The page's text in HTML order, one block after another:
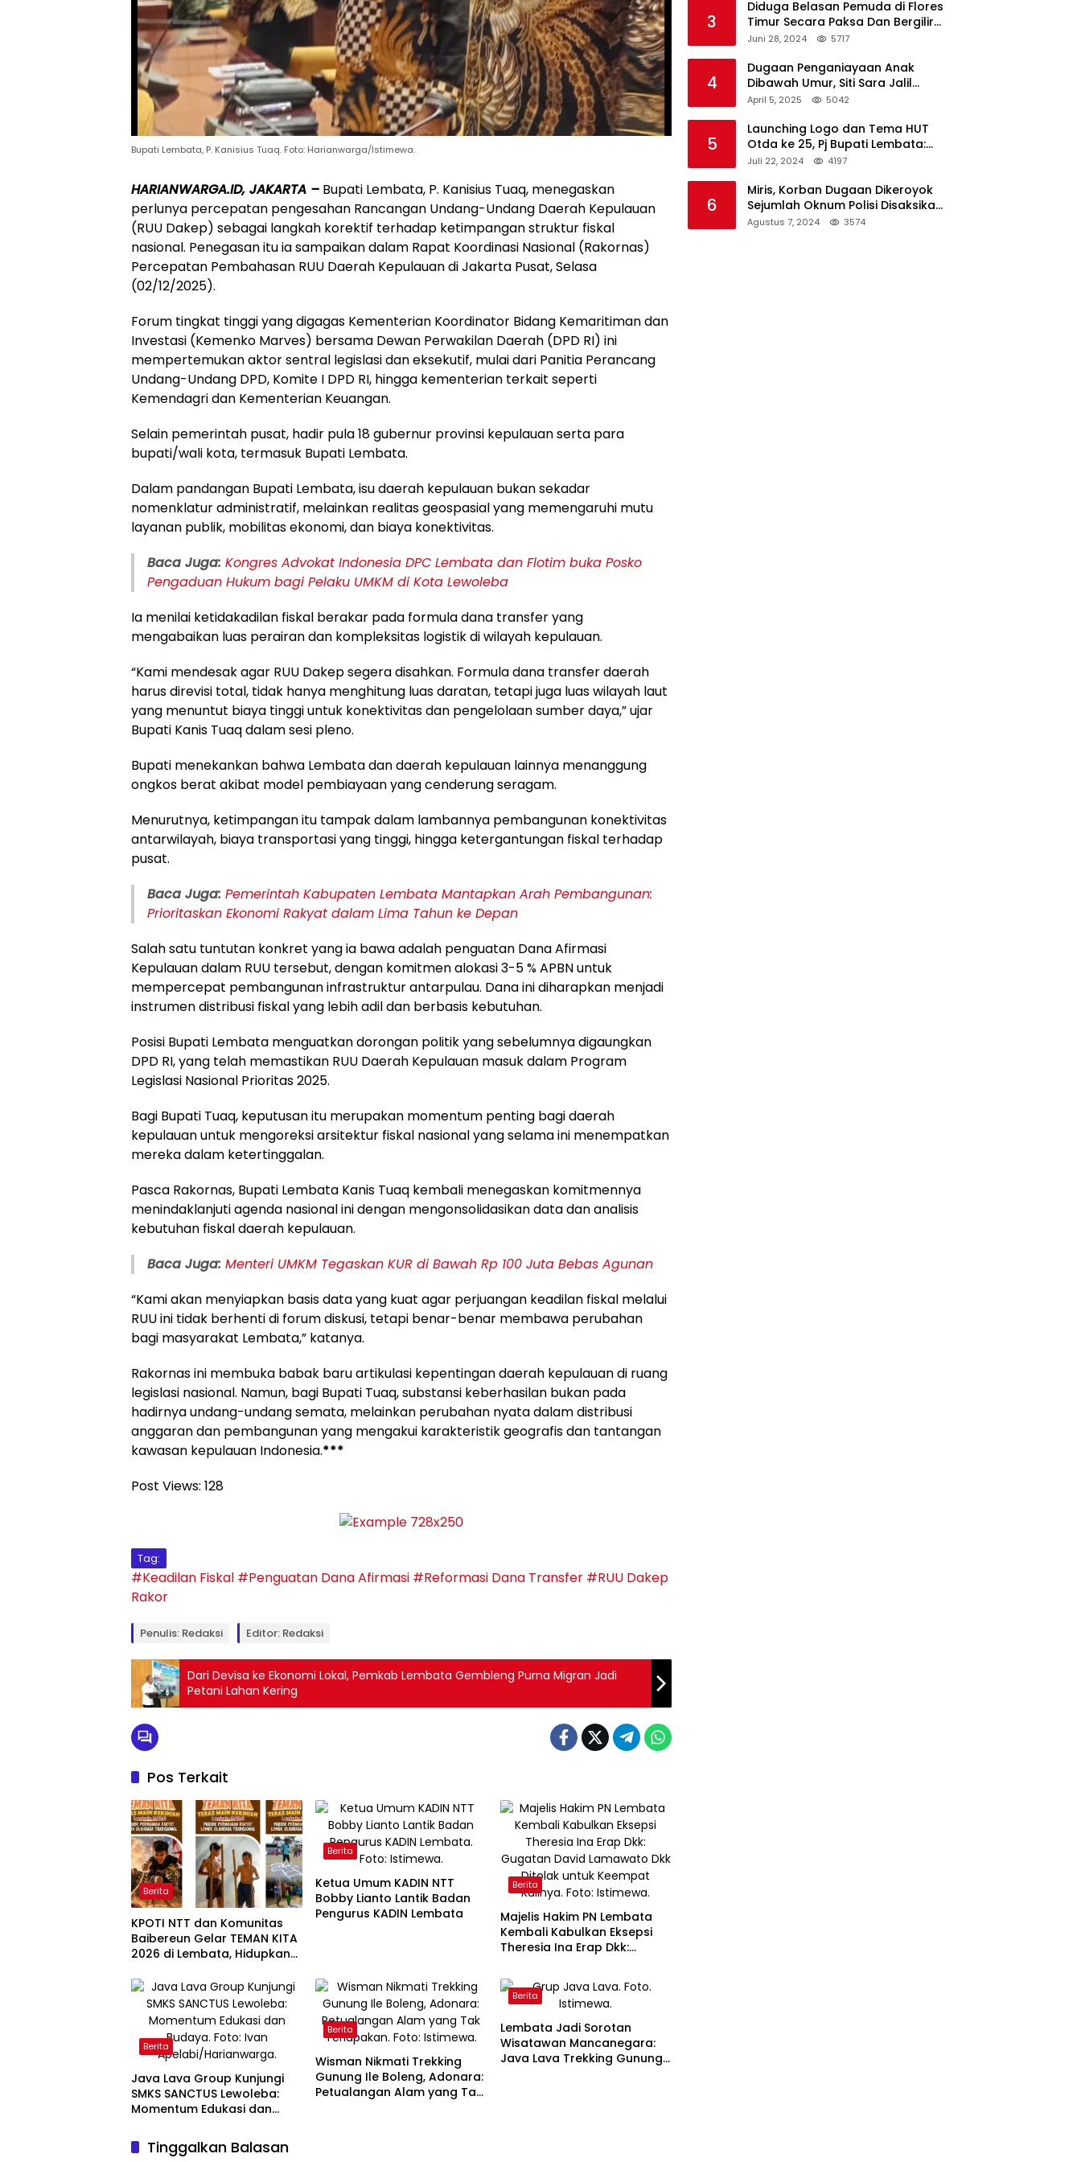
Bupati Lembata, P. Kanisius Tuaq. Foto: Harianwarga/Istimewa.
HARIANWARGA.ID, JAKARTA – Bupati Lembata, P. Kanisius Tuaq, menegaskan
perlunya percepatan pengesahan Rancangan Undang-Undang Daerah Kepulauan
(RUU Dakep) sebagai langkah korektif terhadap ketimpangan struktur fiskal
nasional. Penegasan itu ia sampaikan dalam Rapat Koordinasi Nasional (Rakornas)
Percepatan Pembahasan RUU Daerah Kepulauan di Jakarta Pusat, Selasa
(02/12/2025).
Forum tingkat tinggi yang digagas Kementerian Koordinator Bidang Kemaritiman dan
Investasi (Kemenko Marves) bersama Dewan Perwakilan Daerah (DPD RI) ini
mempertemukan aktor sentral legislasi dan eksekutif, mulai dari Panitia Perancang
Undang-Undang DPD, Komite I DPD RI, hingga kementerian terkait seperti
Kemendagri dan Kementerian Keuangan.
Selain pemerintah pusat, hadir pula 18 gubernur provinsi kepulauan serta para
bupati/wali kota, termasuk Bupati Lembata.
Dalam pandangan Bupati Lembata, isu daerah kepulauan bukan sekadar
nomenklatur administratif, melainkan realitas geospasial yang memengaruhi mutu
layanan publik, mobilitas ekonomi, dan biaya konektivitas.
Baca Juga: Kongres Advokat Indonesia DPC Lembata dan Flotim buka Posko
Pengaduan Hukum bagi Pelaku UMKM di Kota Lewoleba
Ia menilai ketidakadilan fiskal berakar pada formula dana transfer yang
mengabaikan luas perairan dan kompleksitas logistik di wilayah kepulauan.
“Kami mendesak agar RUU Dakep segera disahkan. Formula dana transfer daerah
harus direvisi total, tidak hanya menghitung luas daratan, tetapi juga luas wilayah laut
yang menuntut biaya tinggi untuk konektivitas dan pengelolaan sumber daya,” ujar
Bupati Kanis Tuaq dalam sesi pleno.
Bupati menekankan bahwa Lembata dan daerah kepulauan lainnya menanggung
ongkos berat akibat model pembiayaan yang cenderung seragam.
Menurutnya, ketimpangan itu tampak dalam lambannya pembangunan konektivitas
antarwilayah, biaya transportasi yang tinggi, hingga ketergantungan fiskal terhadap
pusat.
Baca Juga: Pemerintah Kabupaten Lembata Mantapkan Arah Pembangunan:
Prioritaskan Ekonomi Rakyat dalam Lima Tahun ke Depan
Salah satu tuntutan konkret yang ia bawa adalah penguatan Dana Afirmasi
Kepulauan dalam RUU tersebut, dengan komitmen alokasi 3-5 % APBN untuk
mempercepat pembangunan infrastruktur antarpulau. Dana ini diharapkan menjadi
instrumen distribusi fiskal yang lebih adil dan berbasis kebutuhan.
Posisi Bupati Lembata menguatkan dorongan politik yang sebelumnya digaungkan
DPD RI, yang telah memastikan RUU Daerah Kepulauan masuk dalam Program
Legislasi Nasional Prioritas 2025.
Bagi Bupati Tuaq, keputusan itu merupakan momentum penting bagi daerah
kepulauan untuk mengoreksi arsitektur fiskal nasional yang selama ini menempatkan
mereka dalam ketertinggalan.
Pasca Rakornas, Bupati Lembata Kanis Tuaq kembali menegaskan komitmennya
menindaklanjuti agenda nasional ini dengan mengonsolidasikan data dan analisis
kebutuhan fiskal daerah kepulauan.
Baca Juga: Menteri UMKM Tegaskan KUR di Bawah Rp 100 Juta Bebas Agunan
“Kami akan menyiapkan basis data yang kuat agar perjuangan keadilan fiskal melalui
RUU ini tidak berhenti di forum diskusi, tetapi benar-benar membawa perubahan
bagi masyarakat Lembata,” katanya.
Rakornas ini membuka babak baru artikulasi kepentingan daerah kepulauan di ruang
legislasi nasional. Namun, bagi Bupati Tuaq, substansi keberhasilan bukan pada
hadirnya undang-undang semata, melainkan perubahan nyata dalam distribusi
anggaran dan pembangunan yang mengakui karakteristik geografis dan tantangan
kawasan kepulauan Indonesia.***
Post Views: 128
Tag:
#Keadilan Fiskal #Penguatan Dana Afirmasi #Reformasi Dana Transfer #RUU Dakep
Rakor
Penulis: Redaksi Editor: Redaksi
Dari Devisa ke Ekonomi Lokal, Pemkab Lembata Gembleng Purna Migran Jadi
Petani Lahan Kering
Pos Terkait
Berita
KPOTI NTT dan Komunitas
Baibereun Gelar TEMAN KITA
2026 di Lembata, Hidupkan
Tradisional
Berita
Ketua Umum KADIN NTT
Bobby Lianto Lantik Badan
Pengurus KADIN Lembata
Berita
Majelis Hakim PN Lembata
Kembali Kabulkan Eksepsi
Theresia Ina Erap Dkk:
Dkk Ditolak untuk Keempat
Kalinya
Berita
Java Lava Group Kunjungi
SMKS SANCTUS Lewoleba:
Momentum Edukasi dan
Berita
Wisman Nikmati Trekking
Gunung Ile Boleng, Adonara:
Petualangan Alam yang Tak
Berita
Lembata Jadi Sorotan
Wisatawan Mancanegara:
Java Lava Trekking Gunung
Tinggalkan Balasan
3
Diduga Belasan Pemuda di Flores
Timur Secara Paksa Dan Bergilir
Setubuhi Gadis di Bawah Umur
Juni 28, 2024 5717
4
Dugaan Penganiayaan Anak
Dibawah Umur, Siti Sara Jalil
Seorang Warga Desa Normal 1
April 5, 2025 5042
5
Launching Logo dan Tema HUT
Otda ke 25, Pj Bupati Lembata:
Tema ini Bukan Sekedar Refleksi
Juli 22, 2024 4197
6
Miris, Korban Dugaan Dikeroyok
Sejumlah Oknum Polisi Disaksikan
Istri
Agustus 7, 2024 3574